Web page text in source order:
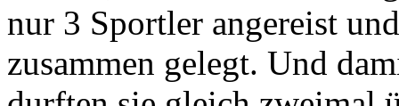
nur 3 Sportler angereist
zusammen gelegt. Und